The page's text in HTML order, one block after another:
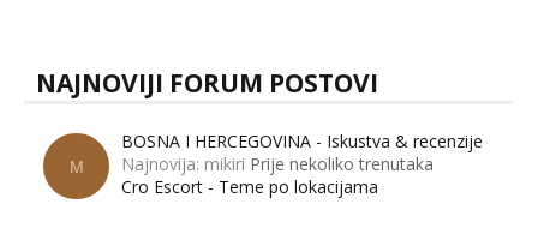
NAJNOVIJI FORUM POSTOVI
M
BOSNA I HERCEGOVINA - Iskustva & recenzije
Najnovija: mikiri Prije nekoliko trenutaka
Cro Escort - Teme po lokacijama